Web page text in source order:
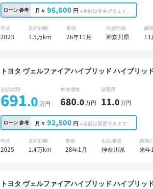
ローン参考 月々 96,600 円 ※金額は変更できます。
年式
2023
走行距離
1.5万km
車検
26年11月
出品地域
神奈川県
納
11
トヨタ ヴェルファイアハイブリッド ハイブリッドZ プレミア 美品 禁煙車 整
ジタルインナーミラー オートクルーズ 3列シー
バックモニター 全方位カメラ ドライブレコーダ
支払総額
691.0 万円
本体価格
680.0万円
諸費用
11.0万円
ローン参考 月々 92,500 円 ※金額は変更できます。
年式
2025
走行距離
1.4万km
車検
28年1月
出品地域
神奈川県
納期
来年
トヨタ ヴェルファイアハイブリッド ハイブリッドZ プレミア 美品 禁煙車 整